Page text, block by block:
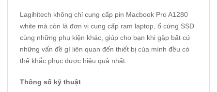
Lagihitech không chỉ cung cấp pin Macbook Pro A1280
white mà còn là đơn vị cung cấp ram laptop, ổ cứng SSD
cùng những phụ kiện khác, giúp cho bạn khi gặp bất cứ
những vấn đề gì liên quan đến thiết bị của mình đều có
thể khắc phục được hiệu quả nhất.
Thông số kỹ thuật